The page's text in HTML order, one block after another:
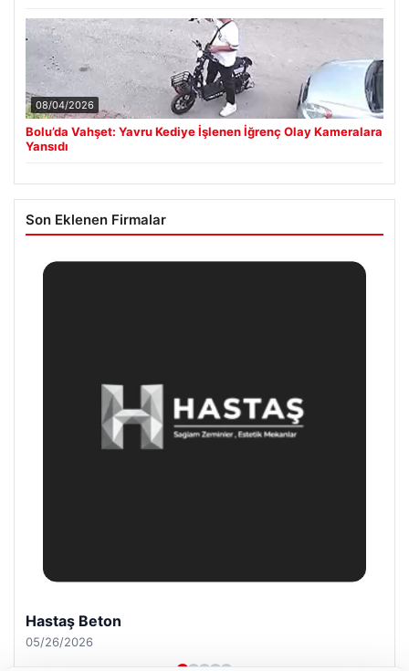
08/04/2026
Bolu’da Vahşet: Yavru Kediye İşlenen İğrenç Olay Kameralara
Yansıdı
Son Eklenen Firmalar
Prenses Night Club
04/29/2026